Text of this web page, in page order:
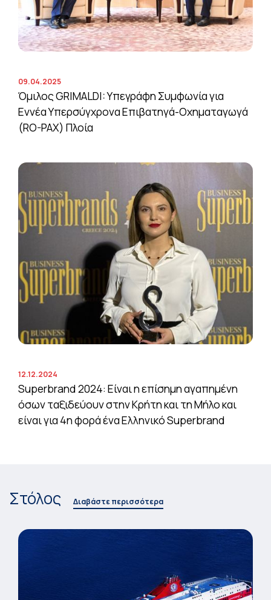
09.04.2025
Όμιλος GRIMALDI: Υπεγράφη Συμφωνία για
Εννέα Υπερσύγχρονα Επιβατηγά-Οχηματαγωγά
(RO-PAX) Πλοία
12.12.2024
Superbrand 2024: Είναι η επίσημη αγαπημένη
όσων ταξιδεύουν στην Κρήτη και τη Μήλο και
είναι για 4η φορά ένα Ελληνικό Superbrand
Στόλος Διαβάστε περισσότερα